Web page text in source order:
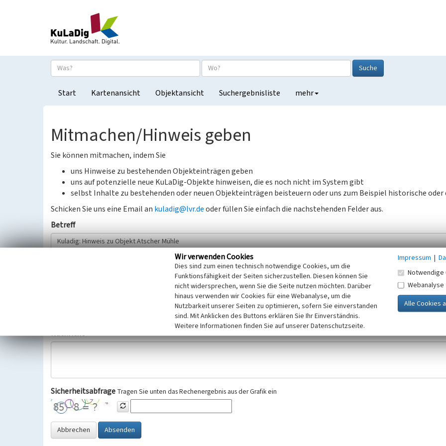
Suche
Start Kartenansicht Objektansicht Suchergebnisliste mehr
Mitmachen/Hinweis geben
Sie können mitmachen, indem Sie
uns Hinweise zu bestehenden Objekteinträgen geben
uns auf potenzielle neue KuLaDig-Objekte hinweisen, die es noch nicht im System gibt
selbst Inhalte zu bestehenden oder neuen Objekteinträgen beisteuern oder uns zum Beispiel historische oder
Schicken Sie uns eine Email an kuladig@lvr.deoder füllen Sie einfach die nachstehenden Felder aus.
Betreff
Wir bitten Sie um freiwillige Angabe Ihres Namens und Ihrer E-Mail-Adresse. Ihre Angaben werden ausschließlich im Rahmen der KuLaDig-
Selbstverständlich werden diese entsprechend der Vorschriften des Telemediengesetzes, des Datenschutzgesetzes NRW und der seit
Datenschutzgrundverordnung (EU-DSGVO) vertraulich behandelt, beachten Sie bitte unsere Hinweise zumDatenschutz
Nachricht
Sicherheitsabfrage Tragen Sie unten das Rechenergebnis aus der Grafik ein
Abbrechen Absenden
Wir verwenden Cookies
Dies sind zum einen technisch notwendige Cookies, um die
Funktionsfähigkeit der Seiten sicherzustellen. Diesen können Sie
nicht widersprechen, wenn Sie die Seite nutzen möchten. Darüber
hinaus verwenden wir Cookies für eine Webanalyse, um die
Nutzbarkeit unserer Seiten zu optimieren, sofern Sie einverstanden
sind. Mit Anklicken des Buttons erklären Sie Ihr Einverständnis.
Weitere Informationen finden Sie auf unserer Datenschutzseite.
Impressum |
Notwendige
Webanalyse